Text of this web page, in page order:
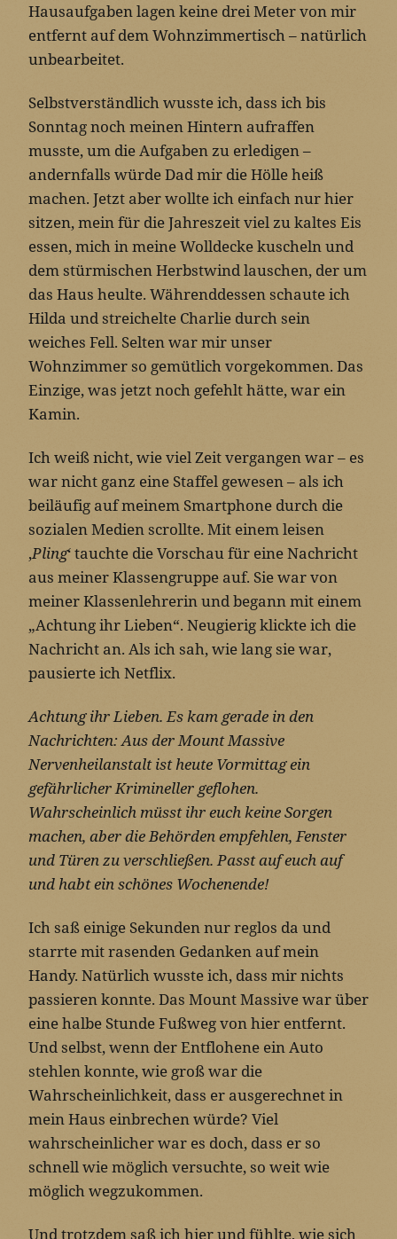
Hausaufgaben lagen keine drei Meter von mir
entfernt auf dem Wohnzimmertisch – natürlich
unbearbeitet.
Selbstverständlich wusste ich, dass ich bis
Sonntag noch meinen Hintern aufraffen
musste, um die Aufgaben zu erledigen –
andernfalls würde Dad mir die Hölle heiß
machen. Jetzt aber wollte ich einfach nur hier
sitzen, mein für die Jahreszeit viel zu kaltes Eis
essen, mich in meine Wolldecke kuscheln und
dem stürmischen Herbstwind lauschen, der um
das Haus heulte. Währenddessen schaute ich
Hilda und streichelte Charlie durch sein
weiches Fell. Selten war mir unser
Wohnzimmer so gemütlich vorgekommen. Das
Einzige, was jetzt noch gefehlt hätte, war ein
Kamin.
Ich weiß nicht, wie viel Zeit vergangen war – es
war nicht ganz eine Staffel gewesen – als ich
beiläufig auf meinem Smartphone durch die
sozialen Medien scrollte. Mit einem leisen
‚Pling‘ tauchte die Vorschau für eine Nachricht
aus meiner Klassengruppe auf. Sie war von
meiner Klassenlehrerin und begann mit einem
„Achtung ihr Lieben“. Neugierig klickte ich die
Nachricht an. Als ich sah, wie lang sie war,
pausierte ich Netflix.
Achtung ihr Lieben. Es kam gerade in den
Nachrichten: Aus der Mount Massive
Nervenheilanstalt ist heute Vormittag ein
gefährlicher Krimineller geflohen.
Wahrscheinlich müsst ihr euch keine Sorgen
machen, aber die Behörden empfehlen, Fenster
und Türen zu verschließen. Passt auf euch auf
und habt ein schönes Wochenende!
Ich saß einige Sekunden nur reglos da und
starrte mit rasenden Gedanken auf mein
Handy. Natürlich wusste ich, dass mir nichts
passieren konnte. Das Mount Massive war über
eine halbe Stunde Fußweg von hier entfernt.
Und selbst, wenn der Entflohene ein Auto
stehlen konnte, wie groß war die
Wahrscheinlichkeit, dass er ausgerechnet in
mein Haus einbrechen würde? Viel
wahrscheinlicher war es doch, dass er so
schnell wie möglich versuchte, so weit wie
möglich wegzukommen.
Und trotzdem saß ich hier und fühlte, wie sich